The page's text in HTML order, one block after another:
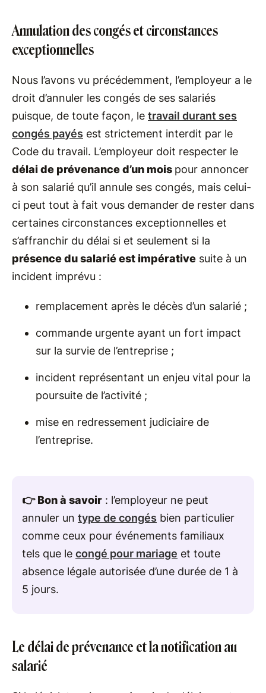
Annulation des congés et circonstances
exceptionnelles
Nous l’avons vu précédemment, l’employeur a le
droit d’annuler les congés de ses salariés
puisque, de toute façon, le travail durant ses
congés payés est strictement interdit par le
Code du travail. L’employeur doit respecter le
délai de prévenance d’un mois pour annoncer
à son salarié qu’il annule ses congés, mais celui-
ci peut tout à fait vous demander de rester dans
certaines circonstances exceptionnelles et
s’affranchir du délai si et seulement si la
présence du salarié est impérative suite à un
incident imprévu :
remplacement après le décès d’un salarié ;
commande urgente ayant un fort impact
sur la survie de l’entreprise ;
incident représentant un enjeu vital pour la
poursuite de l’activité ;
mise en redressement judiciaire de
l’entreprise.
👉 Bon à savoir : l’employeur ne peut
annuler un type de congés bien particulier
comme ceux pour événements familiaux
tels que le congé pour mariage et toute
absence légale autorisée d’une durée de 1 à
5 jours.
Le délai de prévenance et la notification au
salarié